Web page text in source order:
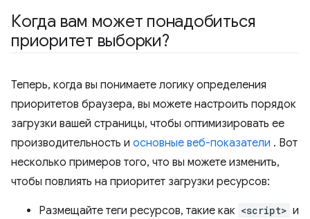
Когда вам может понадобиться
приоритет выборки?
Теперь, когда вы понимаете логику определения
приоритетов браузера, вы можете настроить порядок
загрузки вашей страницы, чтобы оптимизировать ее
производительность и основные веб-показатели . Вот
несколько примеров того, что вы можете изменить,
чтобы повлиять на приоритет загрузки ресурсов:
Размещайте теги ресурсов, такие как <script> и